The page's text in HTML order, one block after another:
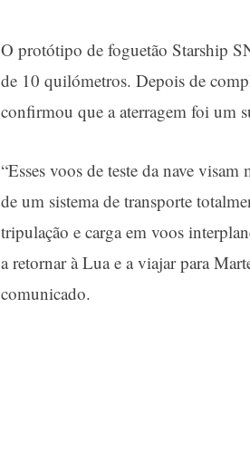
O protótipo de foguetão Starship
de 10 quilómetros. Depois de
confirmou que a aterragem foi um
“Esses voos de teste da nave
de um sistema de transporte
tripulação e carga em voos
a retornar à Lua e a viajar para
comunicado.